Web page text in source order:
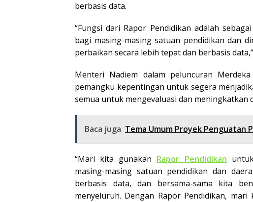
berbasis data.
“Fungsi dari Rapor Pendidikan adalah
bagi masing-masing satuan pendidikan dan
perbaikan secara lebih tepat dan berbasis
Menteri Nadiem dalam peluncuran
pemangku kepentingan untuk segera
semua untuk mengevaluasi dan meningkatkan
Baca juga Tema Umum Proyek Penguatan
“Mari kita gunakan Rapor Pendidikan
masing-masing satuan pendidikan dan
berbasis data, dan bersama-sama kita
menyeluruh. Dengan Rapor Pendidikan,